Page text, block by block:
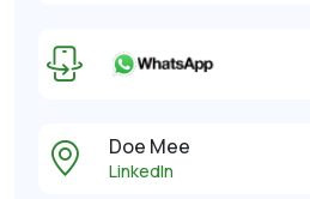
Doe Mee
LinkedIn